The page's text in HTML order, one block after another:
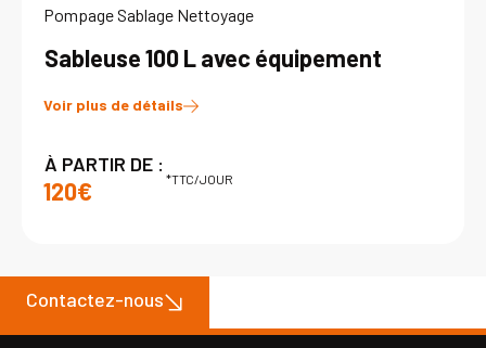
Pompage Sablage Nettoyage
Sableuse 100 L avec équipement
Voir plus de détails
À PARTIR DE :
120€ *TTC/JOUR
Contactez-nous